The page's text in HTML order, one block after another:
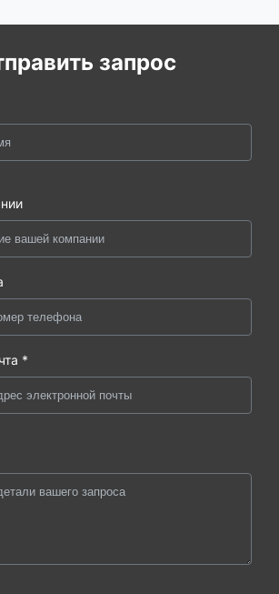
запрос
*